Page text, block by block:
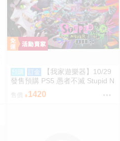
預購 訂金
【我家遊樂器】10/29
發售預購 PS5 愚者不滅 Stupid N
ever Dies 日版
售價 1420